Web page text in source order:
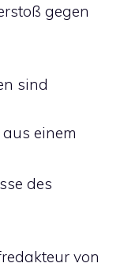
gegen
sind
aus einem
des
von